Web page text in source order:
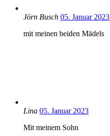
Jörn Busch 05. Januar 2023
mit meinen beiden Mädels
Lina 05. Januar 2023
Mit meinem Sohn